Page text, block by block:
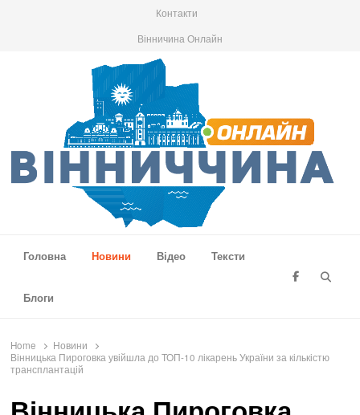
Контакти
Вінничина Онлайн
Головна
Новини Відео Тексти
Блоги
Home
Новини
Вінницька Пироговка увійшла до ТОП-10 лікарень України за кількістю
трансплантацій